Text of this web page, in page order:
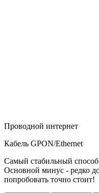
Проводной интернет
Кабель GPON/Ethernet
Самый стабильный
Основной минус - редко
попробовать точно стоит!